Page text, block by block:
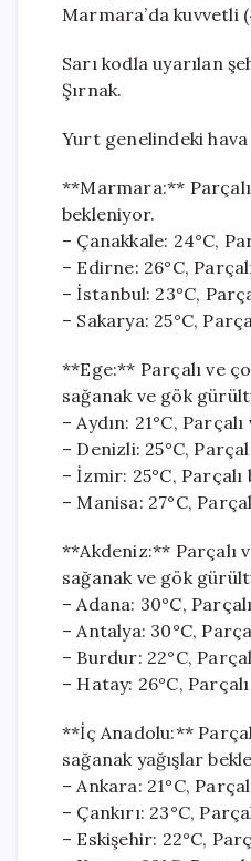
Marmara’da kuvvetli
Sarı kodla uyarılan
Şırnak.
Yurt genelindeki
**Marmara:**
bekleniyor.
– Çanakkale: 24°C,
– Edirne: 26°C,
– İstanbul: 23°C,
– Sakarya: 25°C,
**Ege:** Parçalı ve
sağanak ve gök
– Aydın: 21°C,
– Denizli: 25°C,
– İzmir: 25°C, Parçalı
– Manisa: 27°C,
**Akdeniz:** Parçalı
sağanak ve gök
– Adana: 30°C,
– Antalya: 30°C,
– Burdur: 22°C,
– Hatay: 26°C,
**İç Anadolu:**
sağanak yağışlar
– Ankara: 21°C,
– Çankırı: 23°C,
– Eskişehir: 22°C,